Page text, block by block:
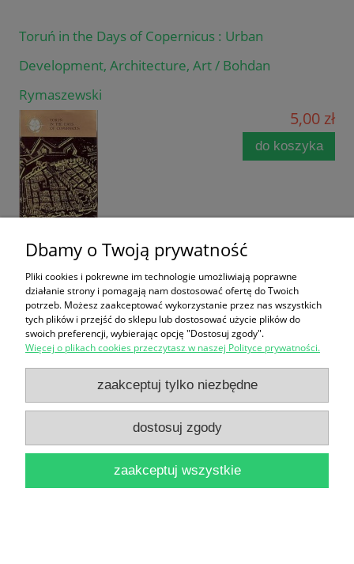
Toruń in the Days of Copernicus : Urban
Development, Architecture, Art / Bohdan
Rymaszewski
5,00 zł
do koszyka
Toruń, którego nie ma : Thorn, das es nicht mehr
gibt / Katarzyna Kluczwajd
51,00 zł
do koszyka
Dbamy o Twoją prywatność
Pliki cookies i pokrewne im technologie umożliwiają poprawne
działanie strony i pomagają nam dostosować ofertę do Twoich
potrzeb. Możesz zaakceptować wykorzystanie przez nas wszystkich
tych plików i przejść do sklepu lub dostosować użycie plików do
swoich preferencji, wybierając opcję "Dostosuj zgody".
Więcej o plikach cookies przeczytasz w naszej Polityce prywatności.
zaakceptuj tylko niezbędne
dostosuj zgody
zaakceptuj wszystkie